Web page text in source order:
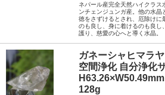
ネパール産完全天然ハイクラス
ンチェンジュンガ産。他の水晶
徳をさずけるとされ、厄除けに
のも良し、身に着けるのも良し
護り、慈愛の心へと導く水晶。
ガネーシャヒマラ
空間浄化 自分浄化
128g